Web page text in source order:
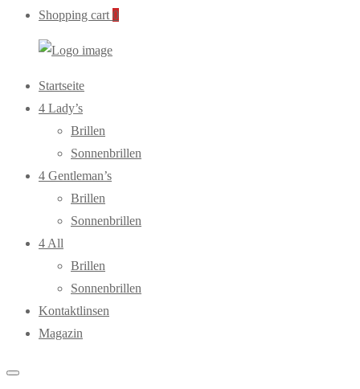
Shopping cart 0
Primary
Menu
Startseite
4 Lady’s
Brillen
Sonnenbrillen
4 Gentleman’s
Brillen
Sonnenbrillen
4 All
Brillen
Sonnenbrillen
Kontaktlinsen
Magazin